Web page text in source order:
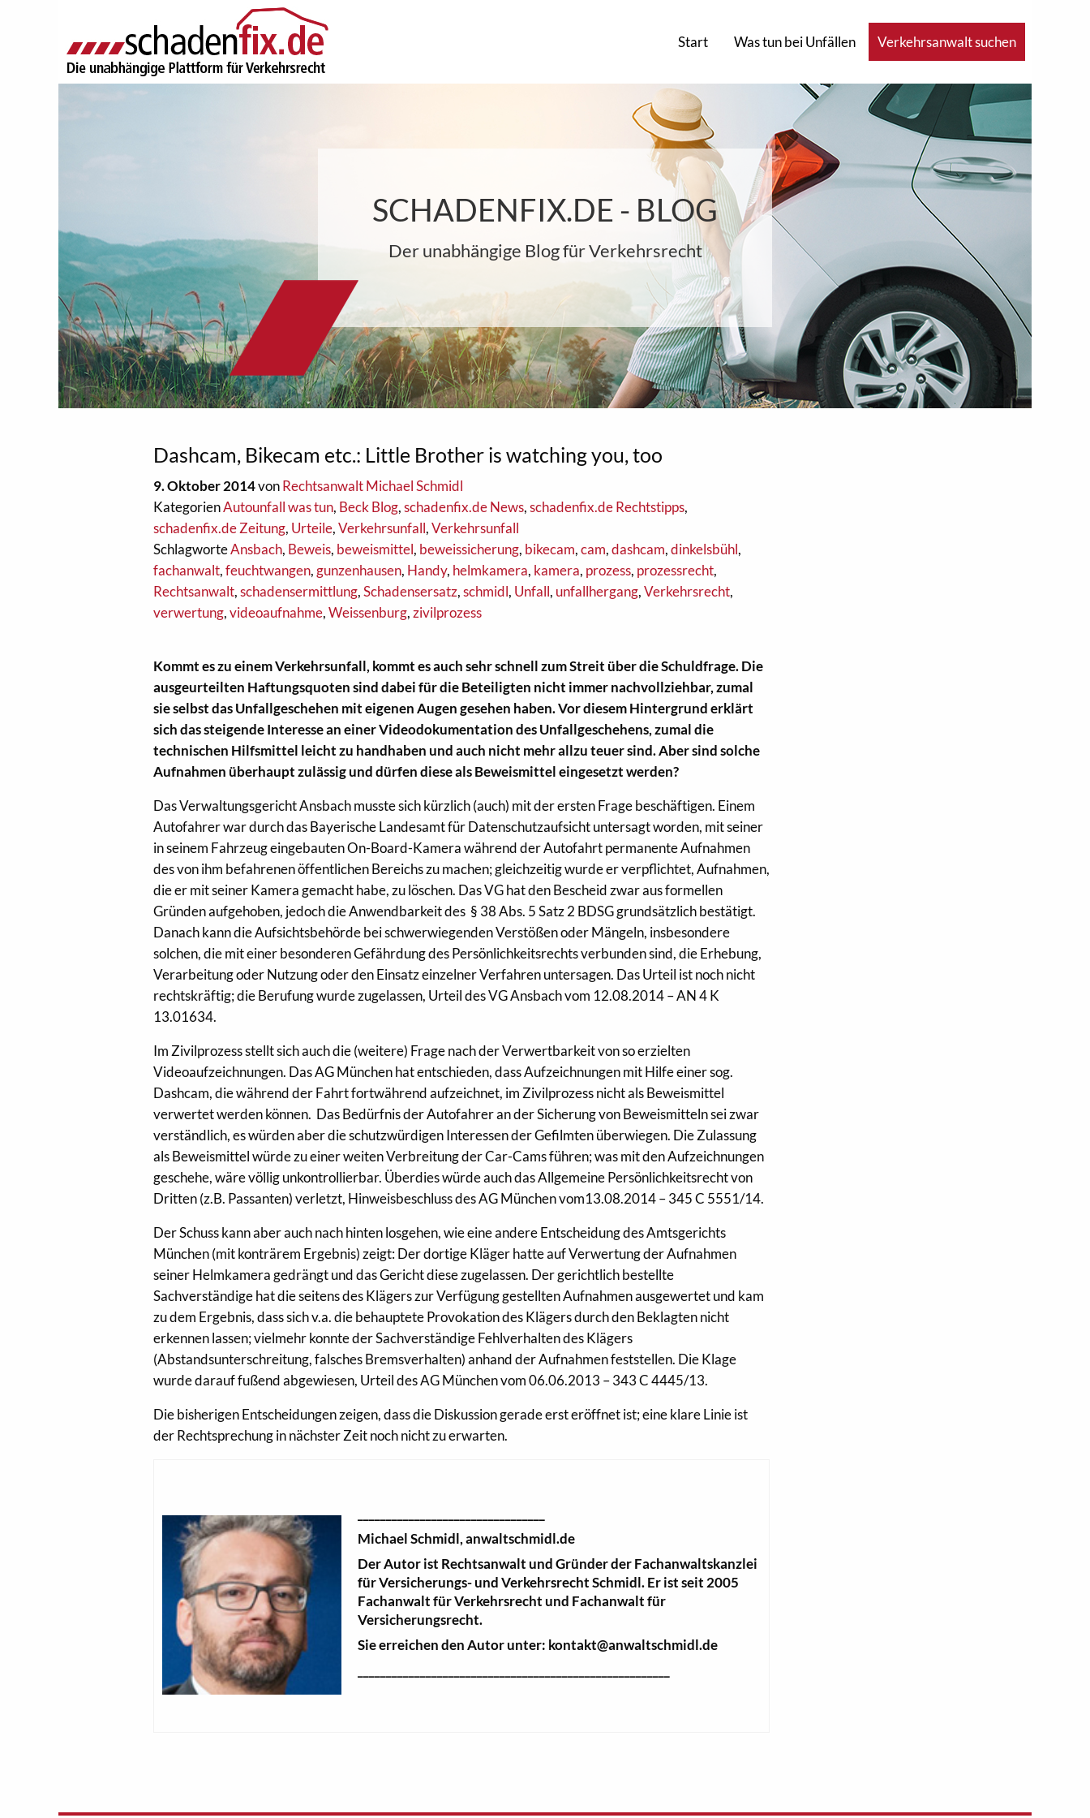
Start Was tun bei Unfällen Verkehrsanwalt suchen
SCHADENFIX.DE - BLOG
Der unabhängige Blog für Verkehrsrecht
Dashcam, Bikecam etc.: Little Brother is watching you, too
9. Oktober 2014vonRechtsanwalt Michael Schmidl
KategorienAutounfall was tun, Beck Blog,schadenfix.de News,schadenfix.de Rechtstipps,
schadenfix.de Zeitung, Urteile,Verkehrsunfall,Verkehrsunfall
SchlagworteAnsbach, Beweis, beweismittel, beweissicherung, bikecam,cam,dashcam,dinkelsbühl,
fachanwalt,feuchtwangen, gunzenhausen, Handy, helmkamera, kamera, prozess, prozessrecht,
Rechtsanwalt,schadensermittlung,Schadensersatz,schmidl, Unfall, unfallhergang,Verkehrsrecht,
verwertung,videoaufnahme,Weissenburg,zivilprozess
Kommt es zu einem Verkehrsunfall, kommt es auch sehr schnell zum Streit über die Schuldfrage. Die
ausgeurteilten Haftungsquoten sind dabei für die Beteiligten nicht immer nachvollziehbar, zumal
sie selbst das Unfallgeschehen mit eigenen Augen gesehen haben. Vor diesem Hintergrund erklärt
sich das steigende Interesse an einer Videodokumentation des Unfallgeschehens, zumal die
technischen Hilfsmittel leicht zu handhaben und auch nicht mehr allzu teuer sind. Aber sind solche
Aufnahmen überhaupt zulässig und dürfen diese als Beweismittel eingesetzt werden?
Das Verwaltungsgericht Ansbach musste sich kürzlich (auch) mit der ersten Frage beschäftigen. Einem
Autofahrer war durch das Bayerische Landesamt für Datenschutzaufsicht untersagt worden, mit seiner
in seinem Fahrzeug eingebauten On-Board-Kamera während der Autofahrt permanente Aufnahmen
des von ihm befahrenen öffentlichen Bereichs zu machen; gleichzeitig wurde er verpflichtet, Aufnahmen,
die er mit seiner Kamera gemacht habe, zu löschen. Das VG hat den Bescheid zwar aus formellen
Gründen aufgehoben, jedoch die Anwendbarkeit des § 38 Abs. 5 Satz 2 BDSG grundsätzlich bestätigt.
Danach kann die Aufsichtsbehörde bei schwerwiegenden Verstößen oder Mängeln, insbesondere
solchen, die mit einer besonderen Gefährdung des Persönlichkeitsrechts verbunden sind, die Erhebung,
Verarbeitung oder Nutzung oder den Einsatz einzelner Verfahren untersagen. Das Urteil ist noch nicht
rechtskräftig; die Berufung wurde zugelassen, Urteil des VG Ansbach vom 12.08.2014 – AN 4 K
13.01634.
Im Zivilprozess stellt sich auch die (weitere) Frage nach der Verwertbarkeit von so erzielten
Videoaufzeichnungen. Das AG München hat entschieden, dass Aufzeichnungen mit Hilfe einer sog.
Dashcam, die während der Fahrt fortwährend aufzeichnet, im Zivilprozess nicht als Beweismittel
verwertet werden können. Das Bedürfnis der Autofahrer an der Sicherung von Beweismitteln sei zwar
verständlich, es würden aber die schutzwürdigen Interessen der Gefilmten überwiegen. Die Zulassung
als Beweismittel würde zu einer weiten Verbreitung der Car-Cams führen; was mit den Aufzeichnungen
geschehe, wäre völlig unkontrollierbar. Überdies würde auch das Allgemeine Persönlichkeitsrecht von
Dritten (z.B. Passanten) verletzt, Hinweisbeschluss des AG München vom13.08.2014 – 345 C 5551/14.
Der Schuss kann aber auch nach hinten losgehen, wie eine andere Entscheidung des Amtsgerichts
München (mit konträrem Ergebnis) zeigt: Der dortige Kläger hatte auf Verwertung der Aufnahmen
seiner Helmkamera gedrängt und das Gericht diese zugelassen. Der gerichtlich bestellte
Sachverständige hat die seitens des Klägers zur Verfügung gestellten Aufnahmen ausgewertet und kam
zu dem Ergebnis, dass sich v.a. die behauptete Provokation des Klägers durch den Beklagten nicht
erkennen lassen; vielmehr konnte der Sachverständige Fehlverhalten des Klägers
(Abstandsunterschreitung, falsches Bremsverhalten) anhand der Aufnahmen feststellen. Die Klage
wurde darauf fußend abgewiesen, Urteil des AG München vom 06.06.2013 – 343 C 4445/13.
Die bisherigen Entscheidungen zeigen, dass die Diskussion gerade erst eröffnet ist; eine klare Linie ist
der Rechtsprechung in nächster Zeit noch nicht zu erwarten.
Michael Schmidl, anwaltschmidl.de
Der Autor ist Rechtsanwalt und Gründer der Fachanwaltskanzlei
für Versicherungs- und Verkehrsrecht Schmidl. Er ist seit 2005
Fachanwalt für Verkehrsrecht und Fachanwalt für
Versicherungsrecht.
Sie erreichen den Autor unter: kontakt@anwaltschmidl.de